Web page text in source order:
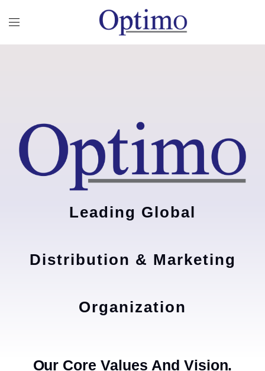
Leading Global
Distribution & Marketing
Organization
Our Core Values And Vision.